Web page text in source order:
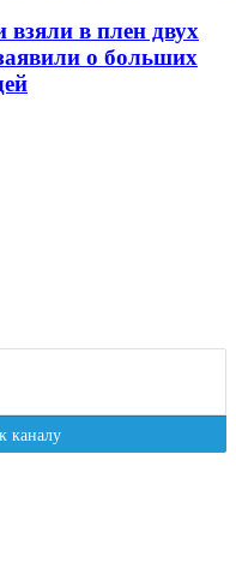
взяли в плен двух
о больших